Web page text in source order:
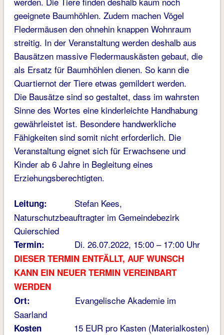
geeignete Baumhöhlen. Zudem machen Vögel
Fledermäusen den ohnehin knappen Wohnraum
streitig. In der Veranstaltung werden deshalb aus
Bausätzen massive Fledermauskästen gebaut, die
als Ersatz für Baumhöhlen dienen. So kann die
Quartiernot der Tiere etwas gemildert werden.
Die Bausätze sind so gestaltet, dass im wahrsten
Sinne des Wortes eine kinderleichte Handhabung
gewährleistet ist. Besondere handwerkliche
Fähigkeiten sind somit nicht erforderlich. Die
Veranstaltung eignet sich für Erwachsene und
Kinder ab 6 Jahre in Begleitung eines
Erziehungsberechtigten.
Leitung: Stefan Kees,
Naturschutzbeauftragter im Gemeindebezirk
Quierschied
Termin: Di. 26.07.2022, 15:00 – 17:00 Uhr
DIESER TERMIN ENTFÄLLT, AUF WUNSCH
KANN EIN NEUER TERMIN VEREINBART
WERDEN
Ort: Evangelische Akademie im
Saarland
Kosten 15 EUR pro Kasten (Materialkosten)